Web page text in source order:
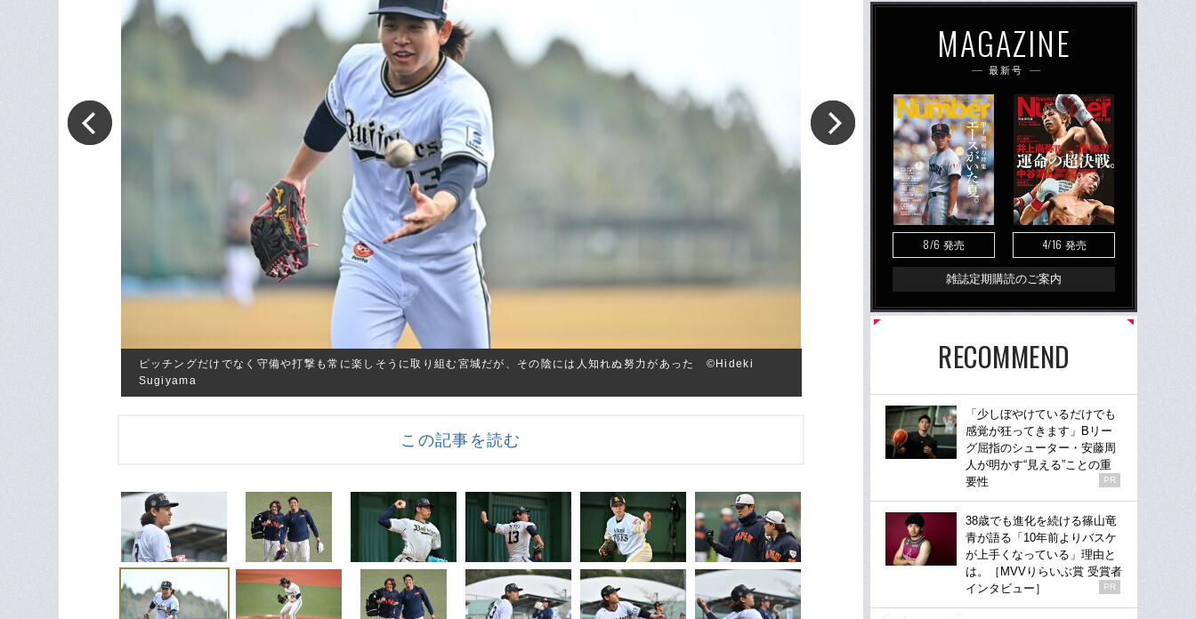
ピッチングだけでなく守備や打撃も常に楽しそうに取り組む宮城だが、その陰には人知れぬ努力があった ©︎Hideki
Sugiyama
この記事を読む
MAGAZINE
最新号
8/6 発売 4/16 発売
雑誌定期購読のご案内
RECOMMEND
「少しぼやけているだけでも
感覚が狂ってきます」Bリー
グ屈指のシューター・安藤周
人が明かす“見える”ことの重
要性
PR
38歳でも進化を続ける篠山竜
青が語る「10年前よりバスケ
が上手くなっている」理由と
は。［MVVりらいぶ賞 受賞者
インタビュー］
PR